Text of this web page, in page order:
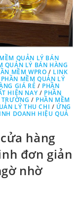
QUẢN LÝ BÁN
QUẢN LÝ BÁN HÀNG
MỀM WPRO / LINK
PHẦN MỀM QUẢN LÝ
GIÁ RẺ / PHẦN
HIỆN NAY / PHẦN
/ PHẦN MỀM
LÝ THU CHI / ỨNG
DOANH HIỆU QUẢ
hàng
đơn giản
nhờ